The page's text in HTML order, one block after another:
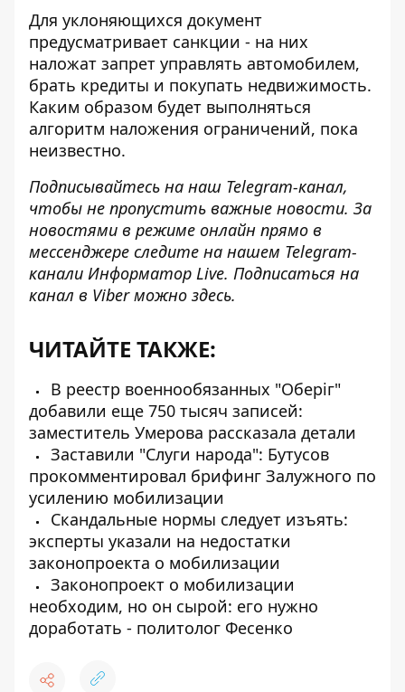
Для уклоняющихся документ
предусматривает санкции - на них
наложат запрет управлять автомобилем,
брать кредиты и покупать недвижимость.
Каким образом будет выполняться
алгоритм наложения ограничений, пока
неизвестно.
Подписывайтесь на наш Telegram-канал,
чтобы не пропустить важные новости. За
новостями в режиме онлайн прямо в
мессенджере следите на нашем Telegram-
канали Информатор Live. Подписаться на
канал в Viber можно здесь.
ЧИТАЙТЕ ТАКЖЕ:
В реестр военнообязанных "Оберіг"
добавили еще 750 тысяч записей:
заместитель Умерова рассказала детали
Заставили "Слуги народа": Бутусов
прокомментировал брифинг Залужного по
усилению мобилизации
Скандальные нормы следует изъять:
эксперты указали на недостатки
законопроекта о мобилизации
Законопроект о мобилизации
необходим, но он сырой: его нужно
доработать - политолог Фесенко